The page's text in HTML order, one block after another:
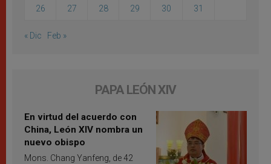
26 27 28 29 30 31
« Dic Feb »
PAPA LEÓN XIV
En virtud del acuerdo con
China, León XIV nombra un
nuevo obispo
Mons. Chang Yanfeng, de 42